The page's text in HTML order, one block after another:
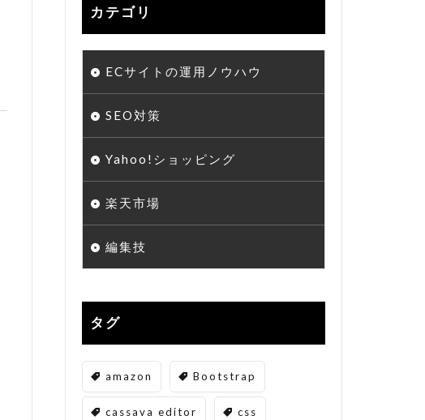
カテゴリ
ECサイトの運用ノウハウ
SEO対策
Yahoo!ショッピング
楽天市場
編集技
タグ
amazon Bootstrap
cassava editor css